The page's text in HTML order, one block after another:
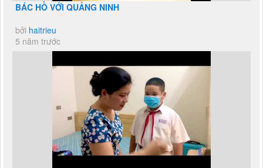
BÁC HỒ VỚI QUẢNG NINH
bởi haitrieu
5 năm trước